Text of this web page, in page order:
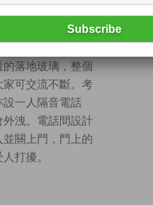
窗旁擺放乒乓波
造悠閒寫意的氛
會發覺所有樓層
落地玻璃，整個
可交流不斷。考
設一人隔音電話
外洩。電話間設計
關上門，門上的
打擾。